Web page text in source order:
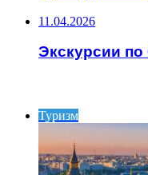
11.04.2026
Экскурсии
Туризм